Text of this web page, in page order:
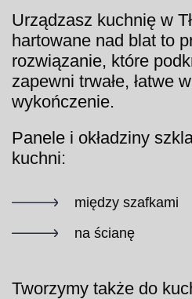
Urządzasz kuchnię w
hartowane nad blat to
rozwiązanie, które
zapewni trwałe, łatwe
wykończenie.
Panele i okładziny
kuchni:
między szafkami
na ścianę
Tworzymy także do